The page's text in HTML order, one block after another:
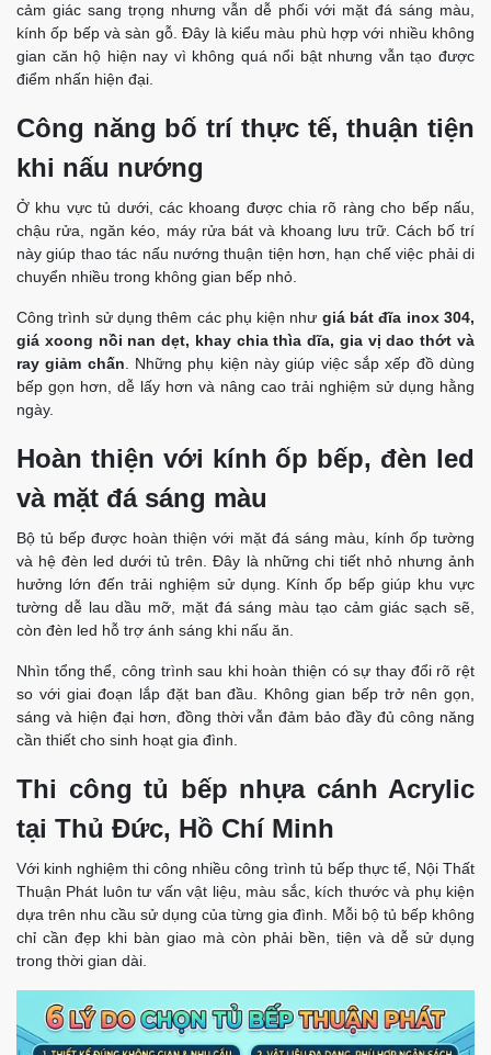
cảm giác sang trọng nhưng vẫn dễ phối với mặt đá sáng màu,
kính ốp bếp và sàn gỗ. Đây là kiểu màu phù hợp với nhiều không
gian căn hộ hiện nay vì không quá nổi bật nhưng vẫn tạo được
điểm nhấn hiện đại.
Công năng bố trí thực tế, thuận tiện
khi nấu nướng
Ở khu vực tủ dưới, các khoang được chia rõ ràng cho bếp nấu,
chậu rửa, ngăn kéo, máy rửa bát và khoang lưu trữ. Cách bố trí
này giúp thao tác nấu nướng thuận tiện hơn, hạn chế việc phải di
chuyển nhiều trong không gian bếp nhỏ.
Công trình sử dụng thêm các phụ kiện như giá bát đĩa inox 304,
giá xoong nồi nan dẹt, khay chia thìa dĩa, gia vị dao thớt và
ray giảm chấn . Những phụ kiện này giúp việc sắp xếp đồ dùng
bếp gọn hơn, dễ lấy hơn và nâng cao trải nghiệm sử dụng hằng
ngày.
Hoàn thiện với kính ốp bếp, đèn led
và mặt đá sáng màu
Bộ tủ bếp được hoàn thiện với mặt đá sáng màu, kính ốp tường
và hệ đèn led dưới tủ trên. Đây là những chi tiết nhỏ nhưng ảnh
hưởng lớn đến trải nghiệm sử dụng. Kính ốp bếp giúp khu vực
tường dễ lau dầu mỡ, mặt đá sáng màu tạo cảm giác sạch sẽ,
còn đèn led hỗ trợ ánh sáng khi nấu ăn.
Nhìn tổng thể, công trình sau khi hoàn thiện có sự thay đổi rõ rệt
so với giai đoạn lắp đặt ban đầu. Không gian bếp trở nên gọn,
sáng và hiện đại hơn, đồng thời vẫn đảm bảo đầy đủ công năng
cần thiết cho sinh hoạt gia đình.
Thi công tủ bếp nhựa cánh Acrylic
tại Thủ Đức, Hồ Chí Minh
Với kinh nghiệm thi công nhiều công trình tủ bếp thực tế, Nội Thất
Thuận Phát luôn tư vấn vật liệu, màu sắc, kích thước và phụ kiện
dựa trên nhu cầu sử dụng của từng gia đình. Mỗi bộ tủ bếp không
chỉ cần đẹp khi bàn giao mà còn phải bền, tiện và dễ sử dụng
trong thời gian dài.